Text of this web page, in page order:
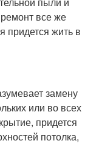
все же
придется жить в
замену
или во всех
придется
потолка,